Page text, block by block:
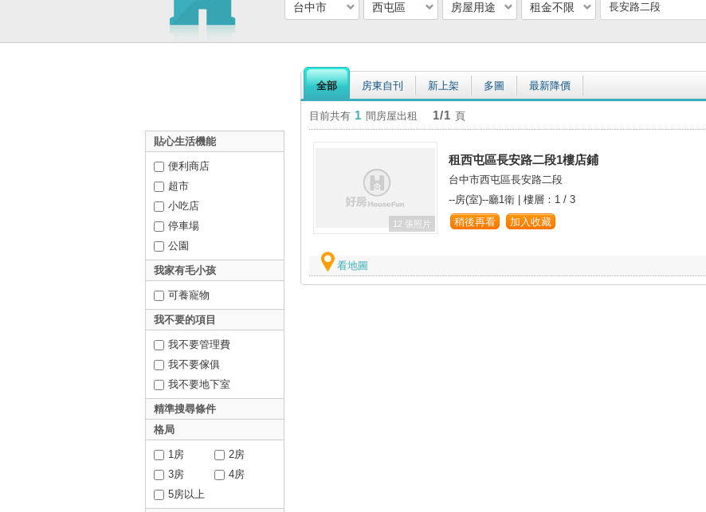
台中市 西屯區 房屋用途 租金不限
全部 房東自刊 新上架 多圖 最新降價
目前共有 1 間房屋出租 1/1 頁
租西屯區長安路二段1樓店鋪
台中市西屯區長安路二段
--房(室)--廳1衛
樓層：1 / 3
稍後再看
加入收藏
12 張照片
看地圖
貼心生活機能
便利商店
超市
小吃店
停車場
公園
我家有毛小孩
可養寵物
我不要的項目
我不要管理費
我不要傢俱
我不要地下室
精準搜尋條件
格局
1房
2房
3房
4房
5房以上